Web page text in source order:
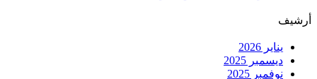
أرشيف
يناير 2026
ديسمبر 2025
نوفمبر 2025